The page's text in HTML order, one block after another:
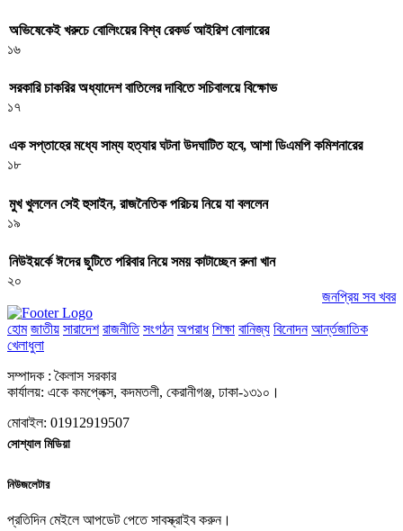
অভিষেকেই খরুচে বোলিংয়ের বিশ্ব রেকর্ড আইরিশ বোলারের
১৬
সরকারি চাকরির অধ্যাদেশ বাতিলের দাবিতে সচিবালয়ে বিক্ষোভ
১৭
এক সপ্তাহের মধ্যে সাম্য হত্যার ঘটনা উদঘাটিত হবে, আশা ডিএমপি কমিশনারের
১৮
মুখ খুললেন সেই হুসাইন, রাজনৈতিক পরিচয় নিয়ে যা বললেন
১৯
নিউইয়র্কে ঈদের ছুটিতে পরিবার নিয়ে সময় কাটাচ্ছেন রুনা খান
২০
জনপ্রিয় সব খবর
হোম জাতীয় সারাদেশ রাজনীতি সংগঠন অপরাধ শিক্ষা বানিজ্য বিনোদন আর্ন্তজাতিক
খেলাধুলা
সম্পাদক : কৈলাস সরকার
কার্যালয়: একে কমপ্লেক্স, কদমতলী, কেরানীগঞ্জ, ঢাকা-১৩১০।
মোবাইল: 01912919507
সোশ্যাল মিডিয়া
নিউজলেটার
প্রতিদিন মেইলে আপডেট পেতে সাবস্ক্রাইব করুন।